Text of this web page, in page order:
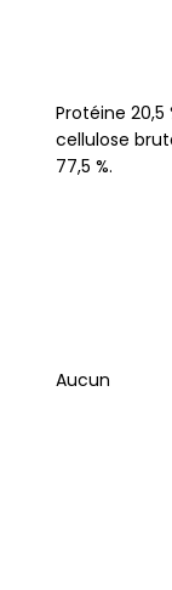
Protéine 20,5
cellulose
77,5 %.
Aucun